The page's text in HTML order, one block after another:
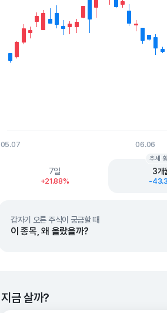
05.07 06.06
7일
+21.88%
3개
-
추세
갑자기 오른 주식이 궁금할 때
이 종목, 왜 올랐을까?
지금 살까?